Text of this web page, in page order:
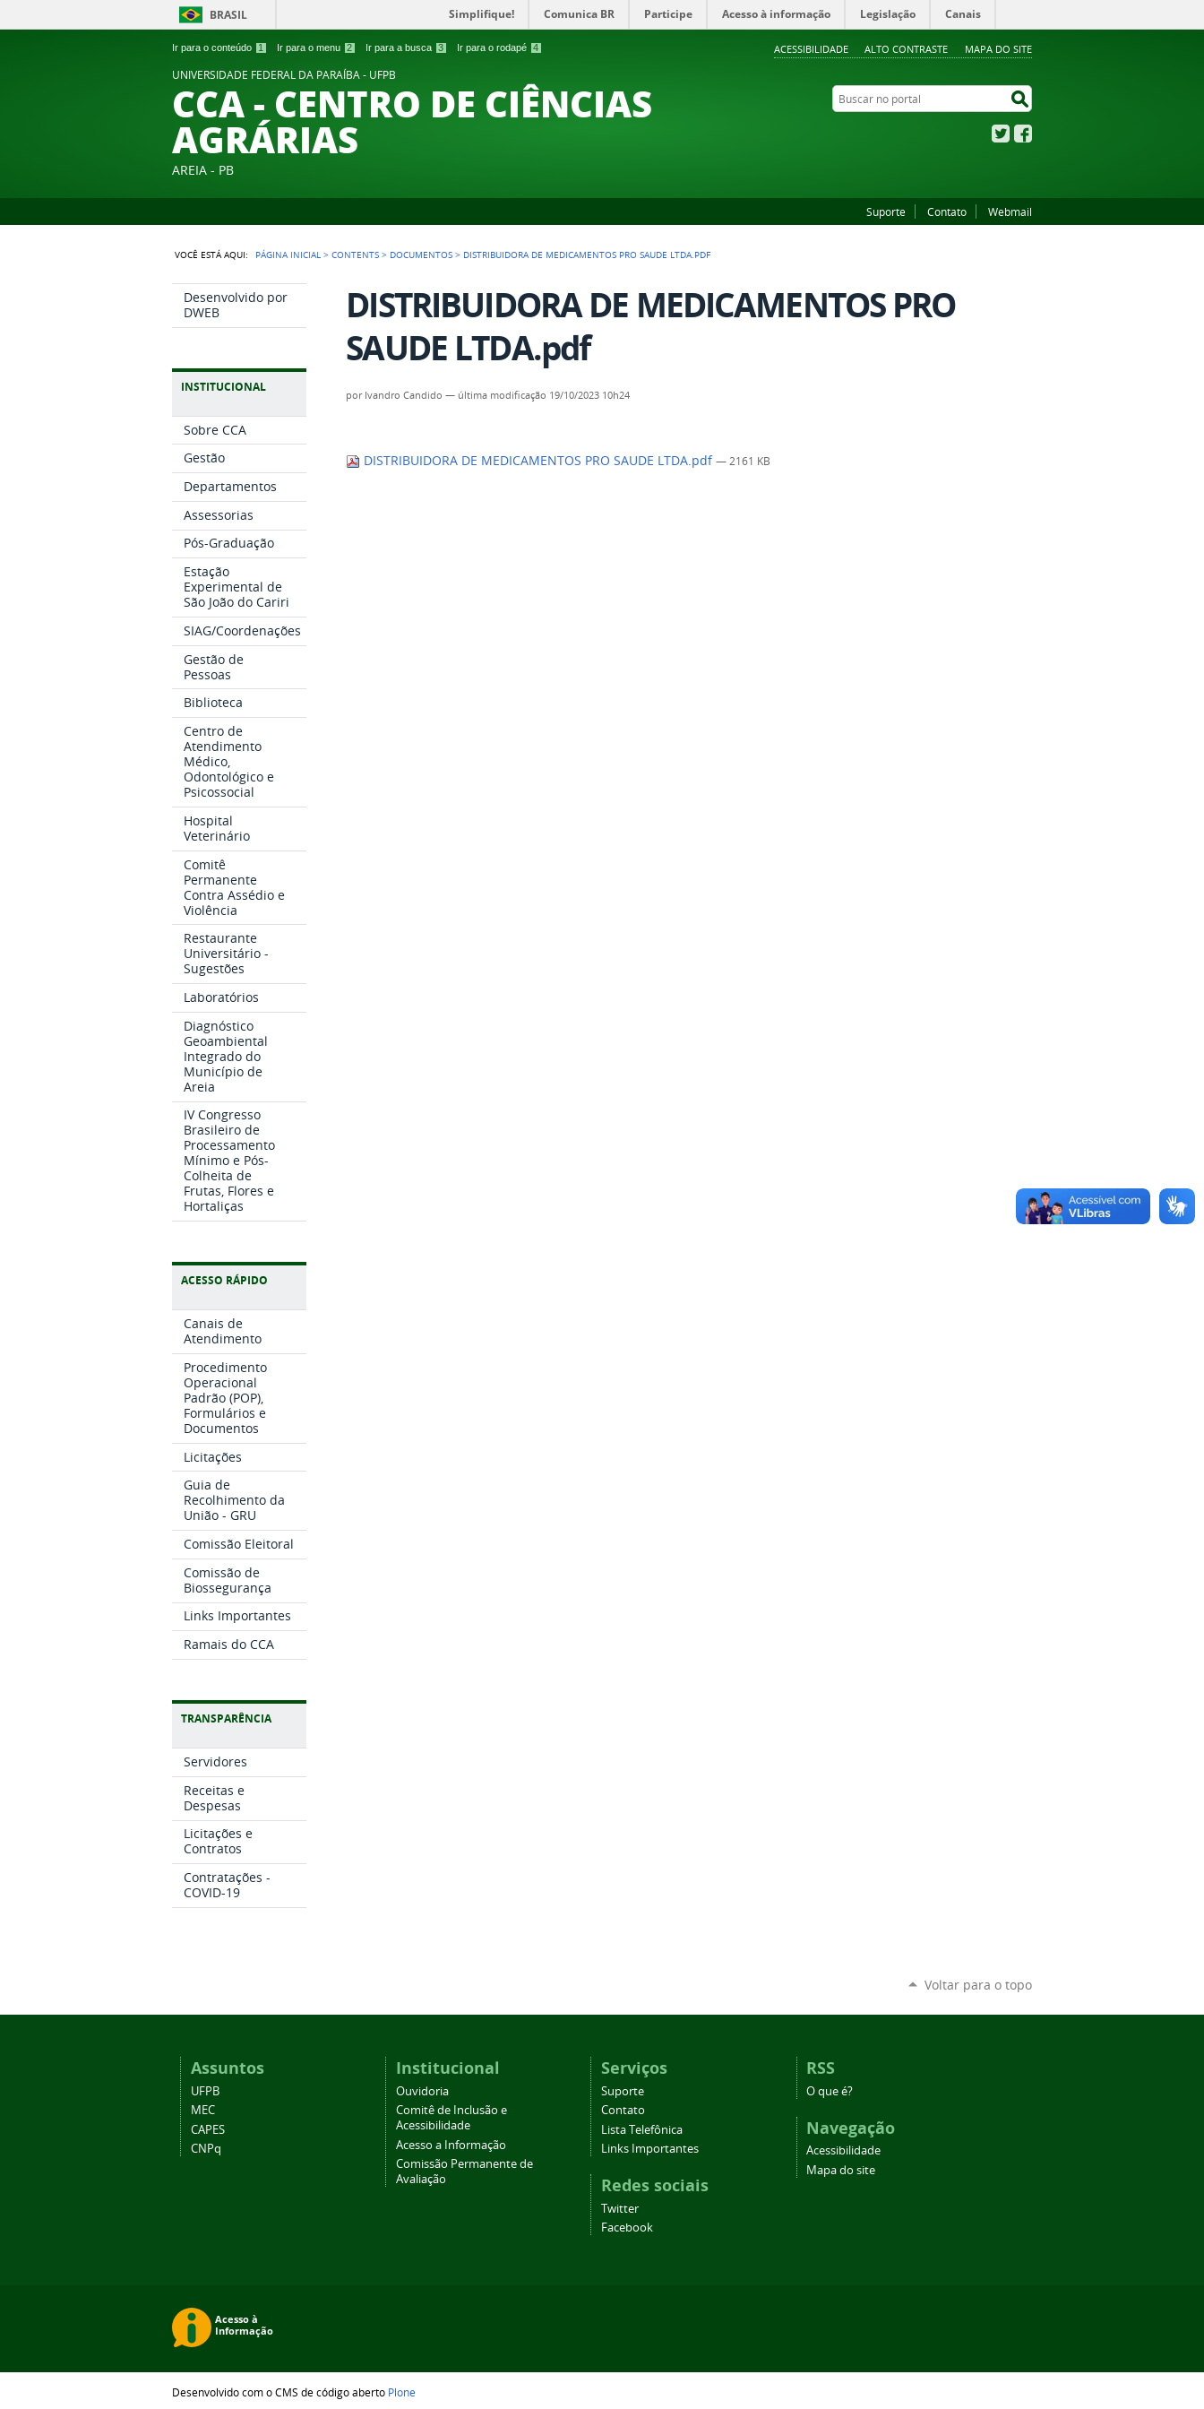
Ir para o conteúdo 1 Ir para o menu 2 Ir para a busca 3 Ir para o rodapé 4 ACESSIBILIDADE ALTO CONTRASTE MAPA DO SITE
BRASIL Simplifique! Comunica BR Participe Acesso à informação Legislação Canais
UNIVERSIDADE FEDERAL DA PARAÍBA - UFPB
CCA - CENTRO DE CIÊNCIAS
AGRÁRIAS
AREIA - PB
Buscar no portal
Twitter
Suporte Contato Webmail
VOCÊ ESTÁ AQUI: PÁGINA INICIAL >CONTENTS > DOCUMENTOS > DISTRIBUIDORA DE MEDICAMENTOS PRO SAUDE LTDA.PDF
Desenvolvido por
DWEB
INSTITUCIONAL
Sobre CCA
Gestão
Departamentos
Assessorias
Pós-Graduação
Estação
Experimental de
São João do Cariri
SIAG/Coordenações
Gestão de
Pessoas
Biblioteca
Centro de
Atendimento
Médico,
Odontológico e
Psicossocial
Hospital
Veterinário
Comitê
Permanente
Contra Assédio e
Violência
Restaurante
Universitário -
Sugestões
Laboratórios
Diagnóstico
Geoambiental
Integrado do
Município de
Areia
IV Congresso
Brasileiro de
Processamento
Mínimo e Pós-
Colheita de
Frutas, Flores e
Hortaliças
ACESSO RÁPIDO
Canais de
Atendimento
Procedimento
Operacional
Padrão (POP),
Formulários e
Documentos
Licitações
Guia de
Recolhimento da
União - GRU
Comissão Eleitoral
Comissão de
Biossegurança
Links Importantes
Ramais do CCA
TRANSPARÊNCIA
Servidores
Receitas e
Despesas
Licitações e
Contratos
Contratações -
COVID-19
DISTRIBUIDORA DE MEDICAMENTOS PRO
SAUDE LTDA.pdf
por Ivandro Candido — última modificação 19/10/2023 10h24
DISTRIBUIDORA DE MEDICAMENTOS PRO SAUDE LTDA.pdf— 2161 KB
Voltar para o topo
Assuntos
UFPB
MEC
CAPES
CNPq
Institucional
Ouvidoria
Comitê de Inclusão e
Acessibilidade
Acesso a Informação
Comissão Permanente de
Avaliação
Serviços
Suporte
Contato
Lista Telefônica
Links Importantes
Redes sociais
Twitter
Facebook
RSS
O que é?
Navegação
Acessibilidade
Mapa do site
Desenvolvido com o CMS de código aberto Plone